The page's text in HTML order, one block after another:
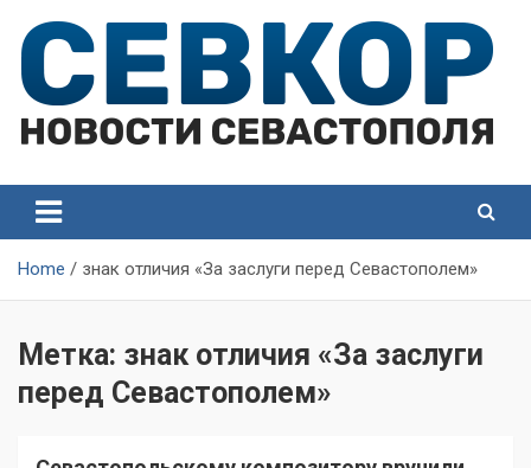
content
Севастополя
Севастополя
Home знак отличия «За заслуги перед Севастополем»
Метка: знак отличия «За заслуги
перед Севастополем»